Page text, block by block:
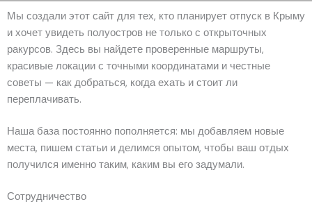
Мы создали этот сайт для тех, кто планирует отпуск в Крыму
и хочет увидеть полуостров не только с открыточных
ракурсов. Здесь вы найдете проверенные маршруты,
красивые локации с точными координатами и честные
советы — как добраться, когда ехать и стоит ли
переплачивать.
Наша база постоянно пополняется: мы добавляем новые
места, пишем статьи и делимся опытом, чтобы ваш отдых
получился именно таким, каким вы его задумали.
Сотрудничество